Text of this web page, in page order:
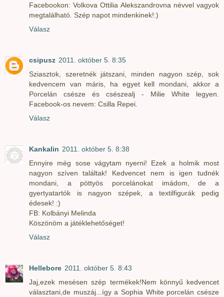
Facebookon: Volkova Ottilia Alekszandrovna névvel vagyok
megtalálható. Szép napot mindenkinek!:)
Válasz
csipusz 2011. október 5. 8:35
Sziasztok, szeretnék játszani, minden nagyon szép, sok
kedvencem van máris, ha egyet kell mondani, akkor a
Porcelán csésze és csészealj - Milie White legyen.
Facebook-os nevem: Csilla Repei.
Válasz
Kankalin 2011. október 5. 8:38
Ennyire még sose vágytam nyerni! Ezek a holmik most
nagyon szíven találtak! Kedvencet nem is igen tudnék
mondani, a pöttyös porcelánokat imádom, de a
gyertyatartók is nagyon szépek, a textilfigurák pedig
édesek! :)
FB: Kolbányi Melinda
Köszönöm a játéklehetőséget!
Válasz
Hellebore 2011. október 5. 8:43
Jaj,ezek mesésen szép termékek!Nem könnyű kedvencet
választani,de muszáj...így a Sophia White porcelán csésze